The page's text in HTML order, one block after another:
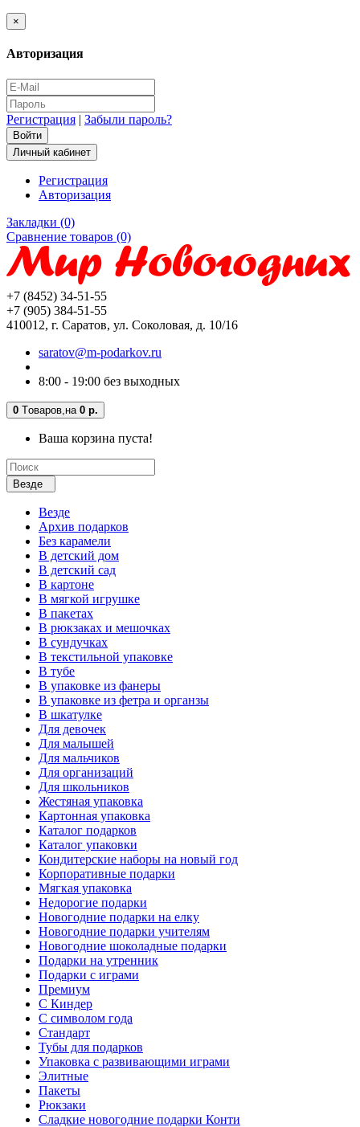
×
Авторизация
Регистрация | Забыли пароль?
Личный кабинет
Регистрация
Авторизация
Закладки (0)
Сравнение товаров (0)
+7 (8452) 34-51-55
+7 (905) 384-51-55
410012, г. Саратов, ул. Соколовая, д. 10/16
saratov@m-podarkov.ru
8:00 - 19:00 без выходных
0 Tоваров, на 0 р.
Ваша корзина пуста!
Везде
Везде
Архив подарков
Без карамели
В детский дом
В детский сад
В картоне
В мягкой игрушке
В пакетах
В рюкзаках и мешочках
В сундучках
В текстильной упаковке
В тубе
В упаковке из фанеры
В упаковке из фетра и органзы
В шкатулке
Для девочек
Для малышей
Для мальчиков
Для организаций
Для школьников
Жестяная упаковка
Картонная упаковка
Каталог подарков
Каталог упаковки
Кондитерские наборы на новый год
Корпоративные подарки
Мягкая упаковка
Недорогие подарки
Новогодние подарки на елку
Новогодние подарки учителям
Новогодние шоколадные подарки
Подарки на утренник
Подарки с играми
Премиум
С Киндер
С символом года
Стандарт
Тубы для подарков
Упаковка с развивающими играми
Элитные
Пакеты
Рюкзаки
Сладкие новогодние подарки Конти